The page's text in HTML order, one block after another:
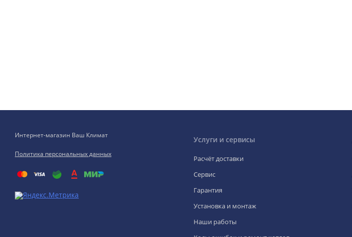
Интернет-магазин Ваш Климат
Политика персональных данных
Услуги и сервисы
Расчёт доставки
Сервис
Гарантия
Установка и монтаж
Наши работы